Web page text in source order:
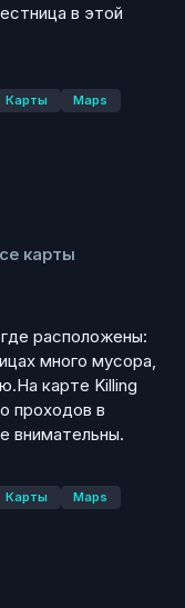
в этой
Карты
Maps
карты
расположены:
много мусора,
карте Killing
проходов в
внимательны.
Карты
Maps